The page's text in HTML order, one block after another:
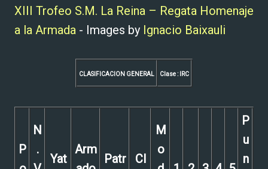
XIII Trofeo S.M. La Reina – Regata Homenaje
a la Armada - Images by Ignacio Baixauli
CLASIFICACION GENERAL Clase : IRC
P
N
.
Yat
Arm
Patr
Cl
M
o
P
u
n